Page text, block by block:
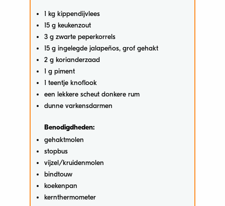
1 kg kippendijvlees
15 g keukenzout
3 g zwarte peperkorrels
15 g ingelegde jalapeños, grof gehakt
2 g korianderzaad
1 g piment
1 teentje knoflook
een lekkere scheut donkere rum
dunne varkensdarmen
Benodigdheden:
gehaktmolen
stopbus
vijzel/kruidenmolen
bindtouw
koekenpan
kernthermometer